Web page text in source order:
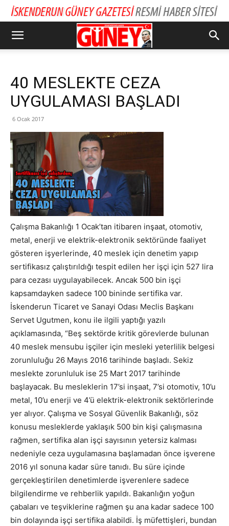
40 MESLEKTE CEZA
UYGULAMASI BAŞLADI
6 Ocak 2017
Çalışma Bakanlığı 1 Ocak’tan itibaren inşaat, otomotiv,
metal, enerji ve elektrik-elektronik sektöründe faaliyet
gösteren işyerlerinde, 40 meslek için denetim yapıp
sertifikasız çalıştırıldığı tespit edilen her işçi için 527 lira
para cezası uygulayabilecek. Ancak 500 bin işçi
kapsamdayken sadece 100 bininde sertifika var.
İskenderun Ticaret ve Sanayi Odası Meclis Başkanı
Servet Ugutmen, konu ile ilgili yaptığı yazılı
açıklamasında, “Beş sektörde kritik görevlerde bulunan
40 meslek mensubu işçiler için mesleki yeterlilik belgesi
zorunluluğu 26 Mayıs 2016 tarihinde başladı. Sekiz
meslekte zorunluluk ise 25 Mart 2017 tarihinde
başlayacak. Bu mesleklerin 17’si inşaat, 7’si otomotiv, 10’u
metal, 10’u enerji ve 4’ü elektrik-elektronik sektörlerinde
yer alıyor. Çalışma ve Sosyal Güvenlik Bakanlığı, söz
konusu mesleklerde yaklaşık 500 bin kişi çalışmasına
rağmen, sertifika alan işçi sayısının yetersiz kalması
nedeniyle ceza uygulamasına başlamadan önce işverene
2016 yıl sonuna kadar süre tanıdı. Bu süre içinde
gerçekleştirilen denetimlerde işverenlere sadece
bilgilendirme ve rehberlik yapıldı. Bakanlığın yoğun
çabaları ve teşviklerine rağmen şu ana kadar sadece 100
bin dolayında işçi sertifika alabildi. İş müfettişleri, bundan